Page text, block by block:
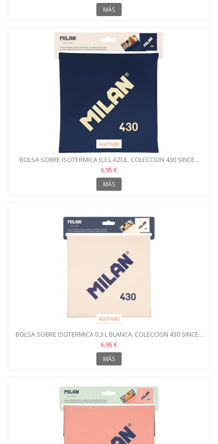
MÁS
AGOTADO
BOLSA SOBRE ISOTERMICA 0,3 L AZUL. COLECCION 430 SINCE...
6,95 €
MÁS
AGOTADO
BOLSA SOBRE ISOTERMICA 0,3 L BLANCA. COLECCION 430 SINCE...
6,95 €
MÁS